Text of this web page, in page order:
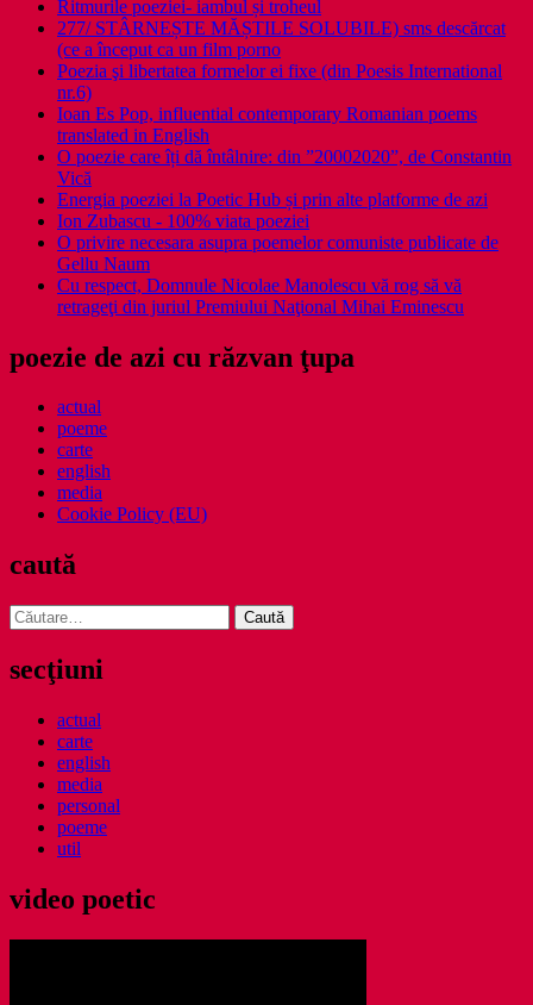
Ritmurile poeziei- iambul și troheul
277/ STÂRNEȘTE MĂȘTILE SOLUBILE) sms descărcat
(ce a început ca un film porno
Poezia şi libertatea formelor ei fixe (din Poesis International
nr.6)
Ioan Es Pop, influential contemporary Romanian poems
translated in English
O poezie care îți dă întâlnire: din ”20002020”, de Constantin
Vică
Energia poeziei la Poetic Hub și prin alte platforme de azi
Ion Zubascu - 100% viata poeziei
O privire necesara asupra poemelor comuniste publicate de
Gellu Naum
Cu respect, Domnule Nicolae Manolescu vă rog să vă
retrageţi din juriul Premiului Naţional Mihai Eminescu
poezie de azi cu răzvan ţupa
actual
poeme
carte
english
media
Cookie Policy (EU)
caută
Caută
după:
secţiuni
actual
carte
english
media
personal
poeme
util
video poetic